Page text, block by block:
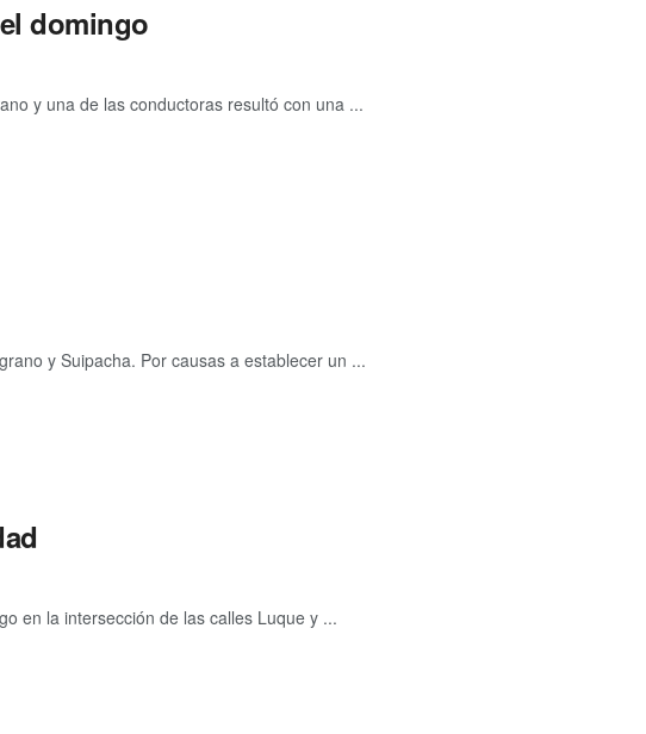
domingo
y una de las conductoras resultó con una ...
y Suipacha. Por causas a establecer un ...
en la intersección de las calles Luque y ...